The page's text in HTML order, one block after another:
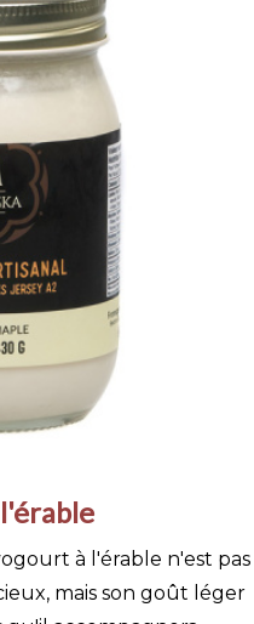
à l'érable n'est pas
mais son goût léger